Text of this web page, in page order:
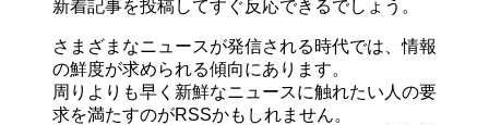
新着記事を投稿してすぐ反応できるでしょう。
さまざまなニュースが発信される時代では、情報
の鮮度が求められる傾向にあります。
周りよりも早く新鮮なニュースに触れたい人の要
求を満たすのがRSSかもしれません。